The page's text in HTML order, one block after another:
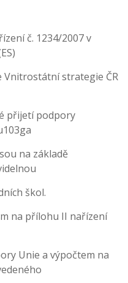
č. 1234/2007 v
Vnitrostátní strategie ČR
přijetí podpory
na základě
škol.
na přílohu II nařízení
Unie a výpočtem na